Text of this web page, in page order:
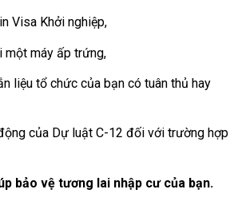
Visa Khởi nghiệp,
máy ấp trứng,
liệu tổ chức của bạn có tuân thủ hay
của Dự luật C-12 đối với trường hợp
bảo vệ tương lai nhập cư của bạn.